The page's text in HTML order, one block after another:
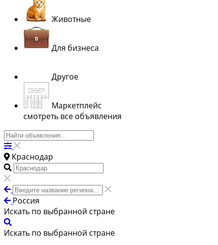
Животные
Для бизнеса
Другое
Маркетплейс
смотреть все объявления
Краснодар
Россия
Искать по выбранной стране
Искать по выбранной стране